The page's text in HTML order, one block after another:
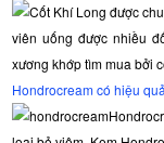
viên uống được nhiều
xương khớp tìm mua bởi
Hondrocream có hiệu